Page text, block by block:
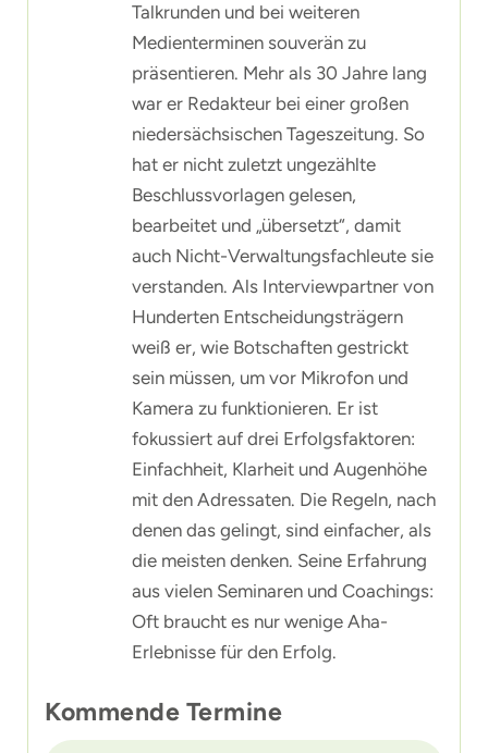
Talkrunden und bei weiteren
Medienterminen souverän zu
präsentieren. Mehr als 30 Jahre lang
war er Redakteur bei einer großen
niedersächsischen Tageszeitung. So
hat er nicht zuletzt ungezählte
Beschlussvorlagen gelesen,
bearbeitet und „übersetzt“, damit
auch Nicht-Verwaltungsfachleute sie
verstanden. Als Interviewpartner von
Hunderten Entscheidungsträgern
weiß er, wie Botschaften gestrickt
sein müssen, um vor Mikrofon und
Kamera zu funktionieren. Er ist
fokussiert auf drei Erfolgsfaktoren:
Einfachheit, Klarheit und Augenhöhe
mit den Adressaten. Die Regeln, nach
denen das gelingt, sind einfacher, als
die meisten denken. Seine Erfahrung
aus vielen Seminaren und Coachings:
Oft braucht es nur wenige Aha-
Erlebnisse für den Erfolg.
Kommende Termine